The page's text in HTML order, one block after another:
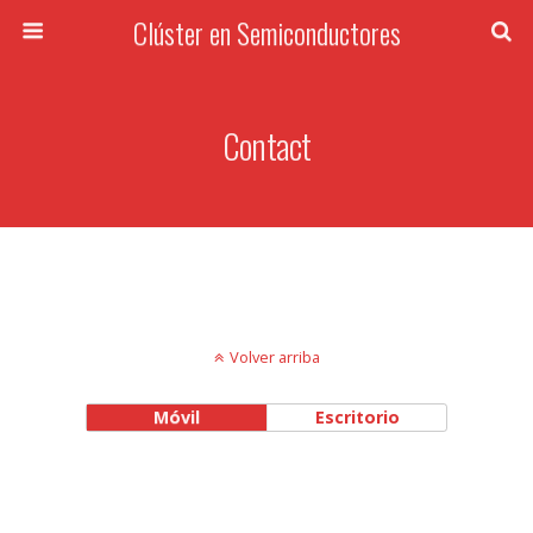
Clúster en Semiconductores
Contact
Volver arriba
Móvil Escritorio